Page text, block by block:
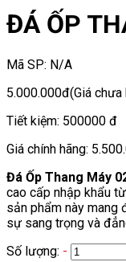
ĐÁ ỐP
Mã SP: N/A
5.000.000đ(Giá chưa
Tiết kiệm: 500000 đ
Giá chính hãng:
Đá Ốp Thang Máy
cao cấp nhập khẩu
sản phẩm này mang
sự sang trọng và
Số lượng: -